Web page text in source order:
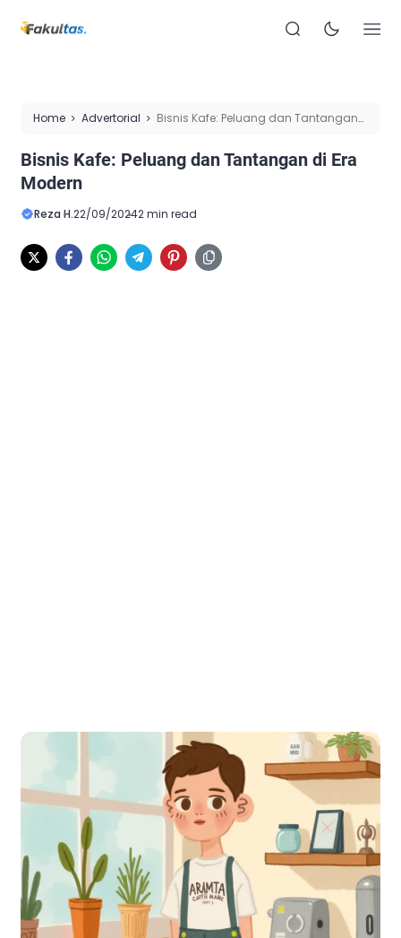
Home Advertorial
Bisnis Kafe: Peluang dan Tantangan
Bisnis Kafe: Peluang dan Tantangan di Era
Modern
Reza H.22/09/20242 min read